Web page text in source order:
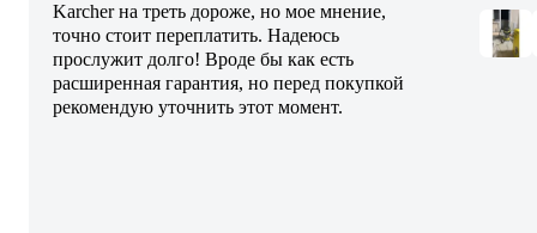
Karcher на треть дороже, но мое мнение,
точно стоит переплатить. Надеюсь
прослужит долго! Вроде бы как есть
расширенная гарантия, но перед покупкой
рекомендую уточнить этот момент.